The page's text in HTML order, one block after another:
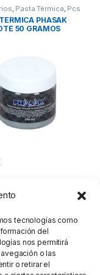
tecnologías como
del
nos permitirá
o las
o retirar el
, Pasta Térmica, Pcs
PHASAK
50 GRAMOS